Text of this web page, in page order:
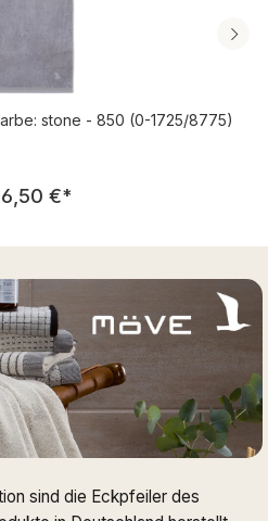
stone - 850 (0-1725/8775)
Regulärer Preis:
6,50 €*
sind die Eckpfeiler des